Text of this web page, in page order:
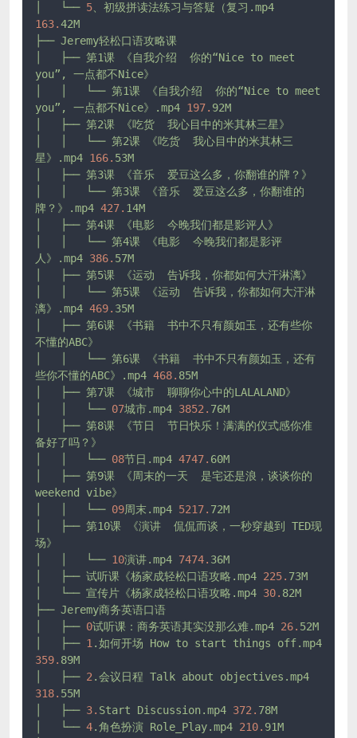
└── 5、初级拼读法练习与答疑（复习.mp4
163.42M
├── Jeremy轻松口语攻略课
├── 第1课 《自我介绍 你的“Nice to meet
you”,
一点都不Nice》
└── 第1课 《自我介绍 你的“Nice to meet
you”,
一点都不Nice》.mp4 197. 92M
├── 第2课 《吃货
我心目中的米其林三星》
└── 第2课 《吃货
我心目中的米其林三
星》.mp4 166. 53M
├── 第3课 《音乐
爱豆这么多，你翻谁的牌？》
└── 第3课 《音乐
爱豆这么多，你翻谁的
牌？》.mp4 427. 14M
├── 第4课 《电影
今晚我们都是影评人》
└── 第4课 《电影
今晚我们都是影评
人》.mp4 386. 57M
├── 第5课 《运动
告诉我，你都如何大汗淋漓》
└── 第5课 《运动
告诉我，你都如何大汗淋
漓》.mp4 469. 35M
├── 第6课 《书籍
书中不只有颜如玉，还有些你
不懂的ABC》
└── 第6课 《书籍
书中不只有颜如玉，还有
些你不懂的ABC》.mp4 468. 85M
├── 第7课 《城市
聊聊你心中的LALALAND》
└── 07城市.mp4 3852. 76M
├── 第8课 《节日
节日快乐！满满的仪式感你准
备好了吗？》
└── 08节日.mp4 4747. 60M
├── 第9课 《周末的一天
是宅还是浪，谈谈你的
weekend
vibe》
└── 09周末.mp4 5217. 72M
├── 第10课 《演讲 侃侃而谈，一秒穿越到
TED现
场》
└── 10演讲.mp4 7474. 36M
├── 试听课《杨家成轻松口语攻略.mp4 225. 73M
└── 宣传片《杨家成轻松口语攻略.mp4 30. 82M
├── Jeremy商务英语口语
├── 0试听课：商务英语其实没那么难.mp4 26. 52M
├── 1.如何开场 How to start things
off.mp4
359. 89M
├── 2.会议日程 Talk about
objectives.mp4
318. 55M
├── 3. Start Discussion.mp4 372. 78M
└── 4.角色扮演 Role_Play.mp4 210. 91M